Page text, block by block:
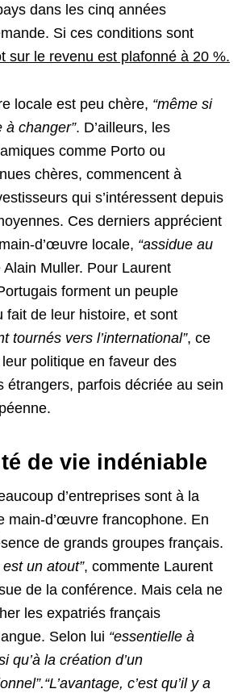
dans les cinq années
Si ces conditions sont
sur le revenu est plafonné à 20 %.
locale est peu chère, “même si
à changer”. D’ailleurs, les
comme Porto ou
chères, commencent à
qui s’intéressent depuis
Ces derniers apprécient
d’œuvre locale, “assidue au
Alain Muller. Pour Laurent
forment un peuple
fait de leur histoire, et sont
tournés vers l’international”, ce
politique en faveur des
étrangers, parfois décriée au sein
de vie indéniable
d’entreprises sont à la
main-d’œuvre francophone. En
de grands groupes français.
un atout”, commente Laurent
de la conférence. Mais cela ne
les expatriés français
Selon lui “essentielle à
qu’à la création d’un
“L’avantage, c’est qu’il y a